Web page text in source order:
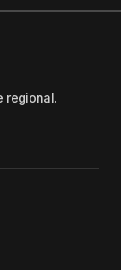
regional.